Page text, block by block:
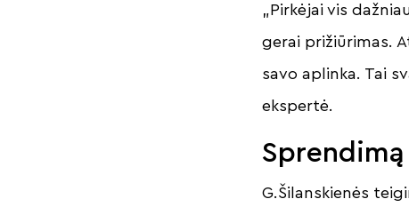
„Pirkėjai vis
gerai prižiūrimas.
savo aplinka. Tai
ekspertė.
G.Šilanskienės